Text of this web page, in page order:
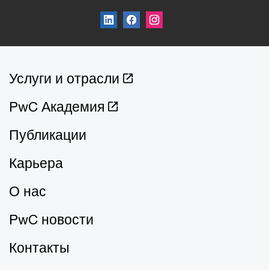
Услуги и отрасли
PwC Академия
Публикации
Карьера
О нас
PwC новости
Контакты